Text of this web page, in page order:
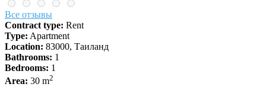
Все отзывы
Contract type: Rent
Type: Apartment
Location: 83000, Таиланд
Bathrooms: 1
Bedrooms: 1
Area: 30 m2